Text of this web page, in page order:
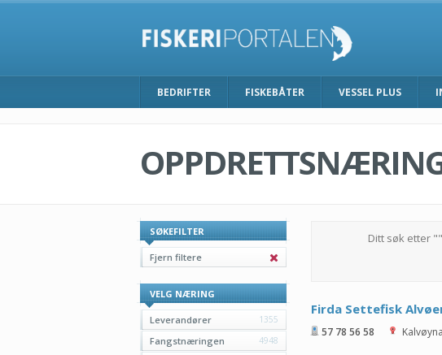
BEDRIFTER FISKEBÅTER VESSEL PLUS
SØKEFILTER
Fjern filtere
VELG NÆRING
Leverandører 1355
Fangstnæringen 4948
Ditt søk etter "
Firda Settefisk
57 78 56 58